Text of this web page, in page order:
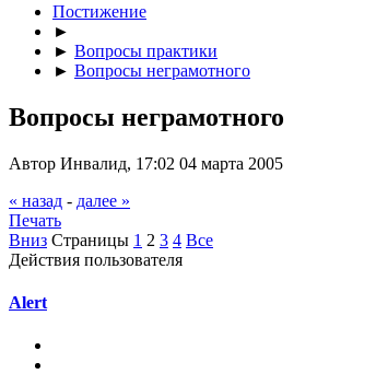
Постижение
►
► Вопросы практики
► Вопросы неграмотного
Вопросы неграмотного
Автор Инвалид, 17:02 04 марта 2005
« назад - далее »
Печать
Вниз Страницы 1 2 3 4 Все
Действия пользователя
Alert